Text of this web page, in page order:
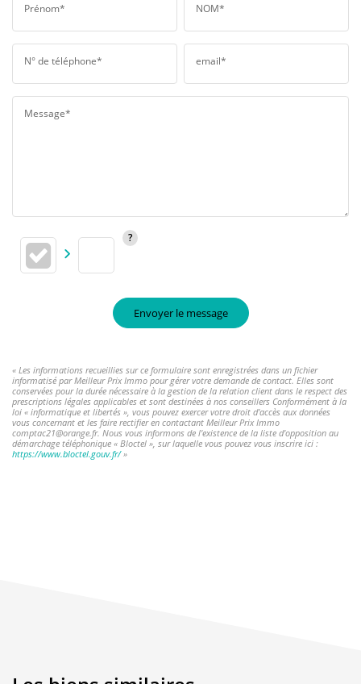
Prénom* NOM*
N° de téléphone* email*
Message*
Envoyer le message
« Les informations recueillies sur ce formulaire sont enregistrées dans un fichier
informatisé par Meilleur Prix Immo pour gérer votre demande de contact. Elles sont
conservées pour la durée nécessaire à la gestion de la relation client dans le respect des
prescriptions légales applicables et sont destinées à nos conseillers Conformément à la
loi « informatique et libertés », vous pouvez exercer votre droit d'accès aux données
vous concernant et les faire rectifier en contactant Meilleur Prix Immo
comptac21@orange.fr. Nous vous informons de l'existence de la liste d'opposition au
démarchage téléphonique « Bloctel », sur laquelle vous pouvez vous inscrire ici :
https://www.bloctel.gouv.fr/»